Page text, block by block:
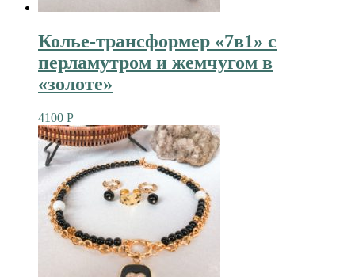
Колье-трансформер «7в1» с
перламутром и жемчугом в
«золоте»
4100 Р